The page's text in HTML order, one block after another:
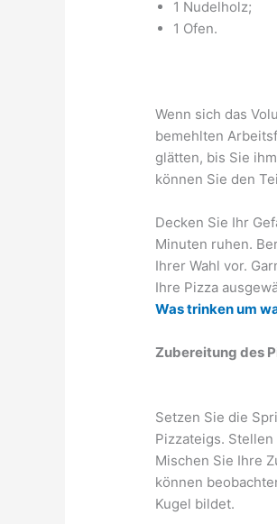
1 Nudelholz;
1 Ofen.
Wenn sich das
bemehlten
glätten, bis Sie
können Sie den
Decken Sie Ihr
Minuten ruhen.
Ihrer Wahl vor.
Ihre Pizza
Was trinken um
Zubereitung des
Setzen Sie die
Pizzateigs.
Mischen Sie Ihre
können
Kugel bildet.